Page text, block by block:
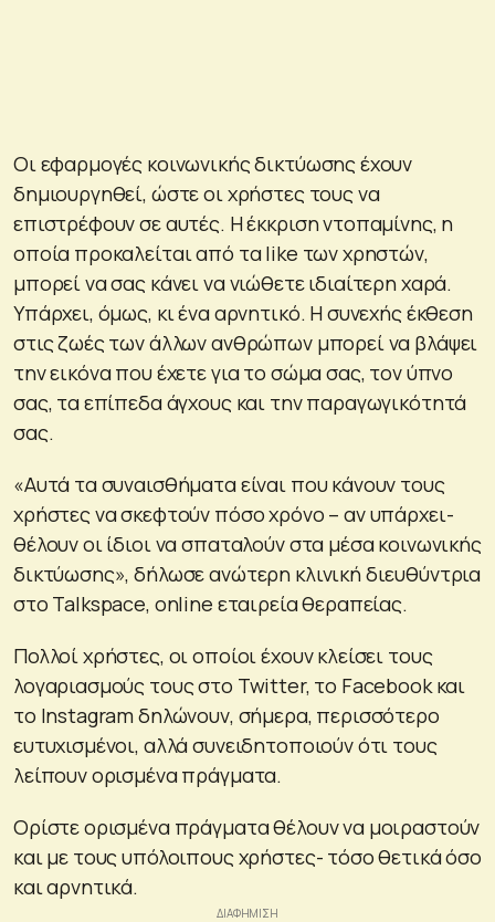
Οι εφαρμογές κοινωνικής δικτύωσης έχουν
δημιουργηθεί, ώστε οι χρήστες τους να
επιστρέφουν σε αυτές. Η έκκριση ντοπαμίνης, η
οποία προκαλείται από τα like των χρηστών,
μπορεί να σας κάνει να νιώθετε ιδιαίτερη χαρά.
Υπάρχει, όμως, κι ένα αρνητικό. Η συνεχής έκθεση
στις ζωές των άλλων ανθρώπων μπορεί να βλάψει
την εικόνα που έχετε για το σώμα σας, τον ύπνο
σας, τα επίπεδα άγχους και την παραγωγικότητά
σας.
«Αυτά τα συναισθήματα είναι που κάνουν τους
χρήστες να σκεφτούν πόσο χρόνο – αν υπάρχει-
θέλουν οι ίδιοι να σπαταλούν στα μέσα κοινωνικής
δικτύωσης», δήλωσε ανώτερη κλινική διευθύντρια
στο Talkspace, online εταιρεία θεραπείας.
Πολλοί χρήστες, οι οποίοι έχουν κλείσει τους
λογαριασμούς τους στο Twitter, το Facebook και
το Instagram δηλώνουν, σήμερα, περισσότερο
ευτυχισμένοι, αλλά συνειδητοποιούν ότι τους
λείπουν ορισμένα πράγματα.
Ορίστε ορισμένα πράγματα θέλουν να μοιραστούν
και με τους υπόλοιπους χρήστες- τόσο θετικά όσο
και αρνητικά.